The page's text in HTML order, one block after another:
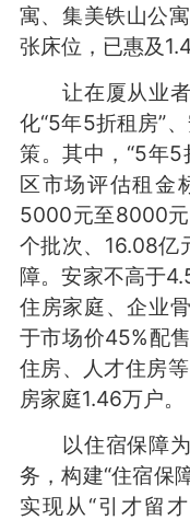
寓、集美铁山公
张床位，已惠及
让在厦从业者
化“5年5折租房”
策。其中，“5年
区市场评估租金
5000元至8000
个批次、16.08亿
障。安家不高于
住房家庭、企业
于市场价45%配
住房、人才住房
房家庭1.46万户。
以住宿保障为
务，构建“住宿保
实现从“引才留